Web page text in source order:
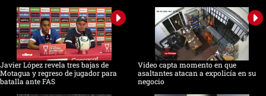
Javier López revela tres bajas de
Motagua y regreso de jugador para
batalla ante FAS
Video capta momento en que
asaltantes atacan a expolicía en su
negocio